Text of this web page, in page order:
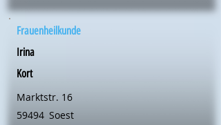
Frauenheilkunde
Irina
Kort
Marktstr. 16
59494 Soest